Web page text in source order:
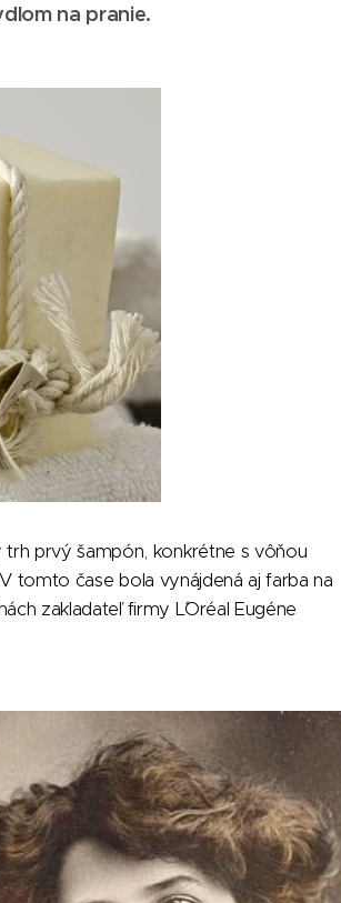
na pranie.
prvý šampón, konkrétne s vôňou
tomto čase bola vynájdená aj farba na
zakladateľ firmy L´Oréal Eugéne